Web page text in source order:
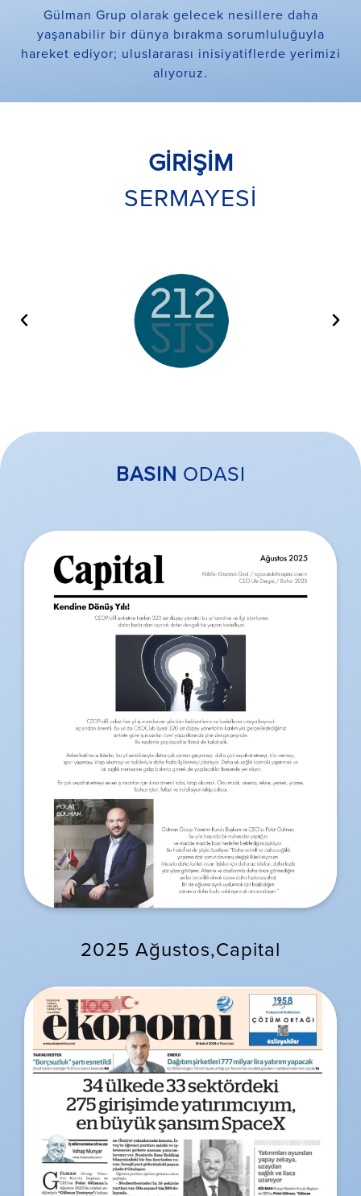
Gülman Grup olarak gelecek nesillere daha
yaşanabilir bir dünya bırakma sorumluluğuyla
hareket ediyor; uluslararası inisiyatiflerde yerimizi
alıyoruz.
GİRİŞİM
SERMAYESİ
BASIN ODASI
2025 Ağustos,Capital